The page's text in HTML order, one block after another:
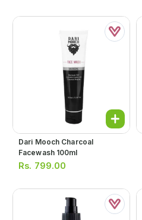
Dari Mooch Charcoal
Facewash 100ml
Rs. 799.00